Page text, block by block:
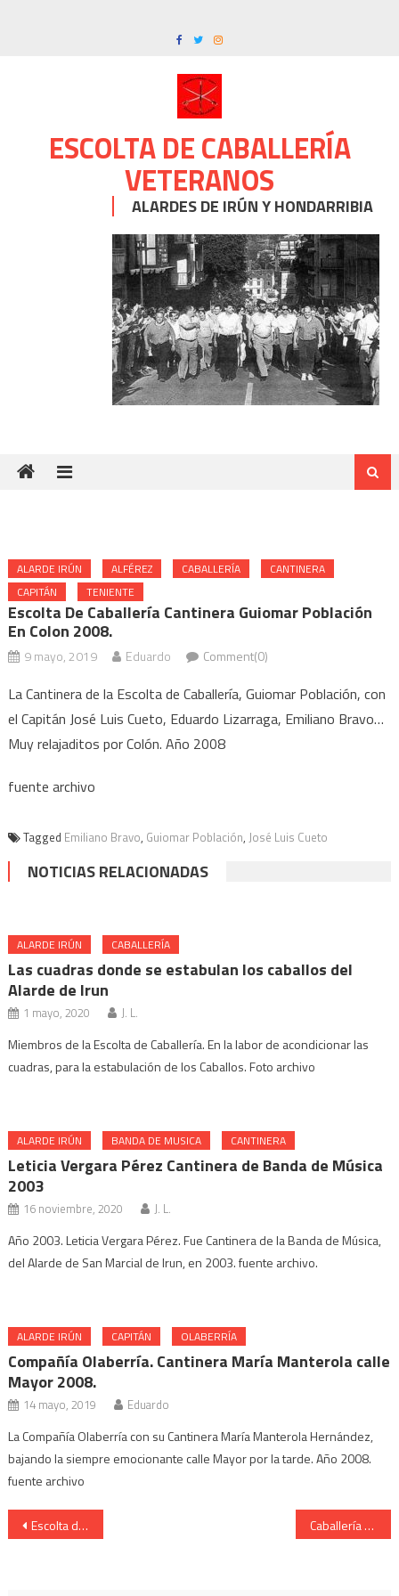
ESCOLTA DE CABALLERÍA
VETERANOS
ALARDES DE IRÚN Y HONDARRIBIA
ALARDE IRÚN ALFÉREZ CABALLERÍA
CANTINERA
CAPITÁN
TENIENTE
Escolta De Caballería Cantinera Guiomar Población
En Colon 2008.
9 mayo, 2019 Eduardo Comment(0)
La Cantinera de la Escolta de Caballería, Guiomar Población, con
el Capitán José Luis Cueto, Eduardo Lizarraga, Emiliano Bravo…
Muy relajaditos por Colón. Año 2008
fuente archivo
Tagged Emiliano Bravo, Guiomar Población, José Luis Cueto
NOTICIAS RELACIONADAS
ALARDE IRÚN CABALLERÍA
Las cuadras donde se estabulan los caballos del
Alarde de Irun
1 mayo, 2020 J. L.
Miembros de la Escolta de Caballería. En la labor de acondicionar las
cuadras, para la estabulación de los Caballos. Foto archivo
ALARDE IRÚN BANDA DE MUSICA CANTINERA
Leticia Vergara Pérez Cantinera de Banda de Música
2003
16 noviembre, 2020 J. L.
Año 2003. Leticia Vergara Pérez. Fue Cantinera de la Banda de Música,
del Alarde de San Marcial de Irun, en 2003. fuente archivo.
ALARDE IRÚN CAPITÁN OLABERRÍA
Compañía Olaberría. Cantinera María Manterola calle
Mayor 2008.
14 mayo, 2019 Eduardo
La Compañía Olaberría con su Cantinera María Manterola Hernández,
bajando la siempre emocionante calle Mayor por la tarde. Año 2008.
fuente archivo
Navegación
Escolta de Caballería Cantinera Guiomar Población monte 2008. Caballería Cantinera Guiomar Población Ayuntamiento Año 2008